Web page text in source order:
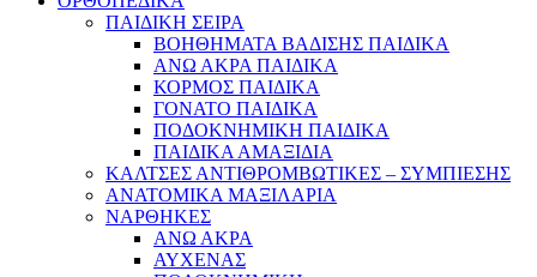
ΠΑΙΔΙΚΗ ΣΕΙΡΑ
ΒΟΗΘΗΜΑΤΑ ΒΑΔΙΣΗΣ ΠΑΙΔΙΚΑ
ΑΝΩ ΑΚΡΑ ΠΑΙΔΙΚΑ
ΚΟΡΜΟΣ ΠΑΙΔΙΚΑ
ΓΟΝΑΤΟ ΠΑΙΔΙΚΑ
ΠΟΔΟΚΝΗΜΙΚΗ ΠΑΙΔΙΚΑ
ΠΑΙΔΙΚΑ ΑΜΑΞΙΔΙΑ
ΚΑΛΤΣΕΣ ΑΝΤΙΘΡΟΜΒΩΤΙΚΕΣ – ΣΥΜΠΙΕΣΗΣ
ΑΝΑΤΟΜΙΚΑ ΜΑΞΙΛΑΡΙΑ
ΝΑΡΘΗΚΕΣ
ΑΝΩ ΑΚΡΑ
ΑΥΧΕΝΑΣ